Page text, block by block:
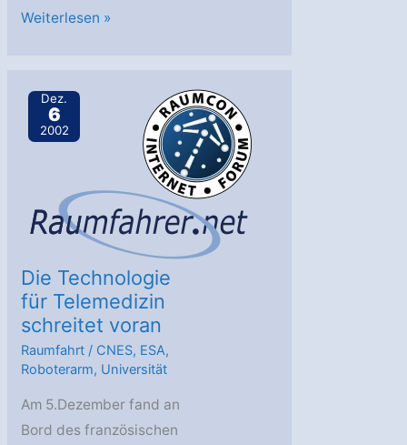
Kanadischer
Weiterlesen »
Dez.
6
2002
Die Technologie
für Telemedizin
schreitet voran
Raumfahrt / CNES, ESA,
Roboterarm, Universität
Am 5.Dezember fand an
Bord des französischen